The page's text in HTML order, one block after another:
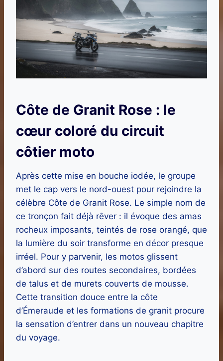
Côte de Granit Rose : le
cœur coloré du circuit
côtier moto
Après cette mise en bouche iodée, le groupe
met le cap vers le nord-ouest pour rejoindre la
célèbre Côte de Granit Rose. Le simple nom de
ce tronçon fait déjà rêver : il évoque des amas
rocheux imposants, teintés de rose orangé, que
la lumière du soir transforme en décor presque
irréel. Pour y parvenir, les motos glissent
d’abord sur des routes secondaires, bordées
de talus et de murets couverts de mousse.
Cette transition douce entre la côte
d’Émeraude et les formations de granit procure
la sensation d’entrer dans un nouveau chapitre
du voyage.